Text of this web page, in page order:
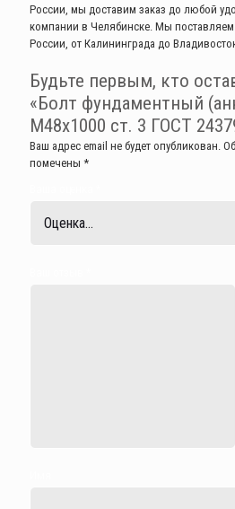
России, мы доставим заказ до любой
компании в Челябинске. Мы
России, от Калининграда до
Будьте первым, кто
«Болт фундаментный
М48х1000 ст. 3 ГОСТ
Ваш адрес email не будет опубликован.
помечены *